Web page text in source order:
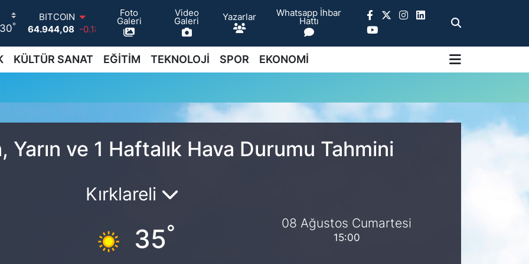
30°
BITCOIN
64.944,08 -0.18
47,7436 0.18
EURO
64,4811 0.38
-14
Foto
Galeri
Video
Galeri Yazarlar Whatsapp İhbar
Hattı
KÜLTÜR SANAT EĞİTİM TEKNOLOJİ SPOR EKONOMİ
Yarın ve 1 Haftalık Hava Durumu Tahmini
Kırklareli
35° 08 Ağustos Cumartesi
15:00